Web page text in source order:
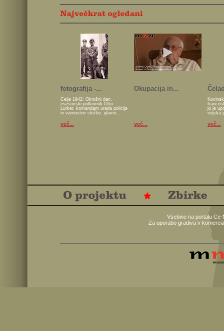
fotografija -...
Celje 1942; Okrožni dan,
esesovski polkovnik Otto
Lurker, komandant urada policije
in varnostne službe, glavni...
več...
Okupacija in...
več...
jo je
vojska
več...
Vsebine na portalu
Za uporabo gradiva v